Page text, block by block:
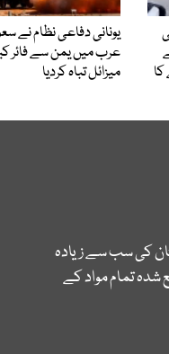
یونانی دفاعی نظام نے
عرب میں یمن سے فائر
میزائل تباہ کردیا
کی سب سے زیادہ
تمام مواد کے